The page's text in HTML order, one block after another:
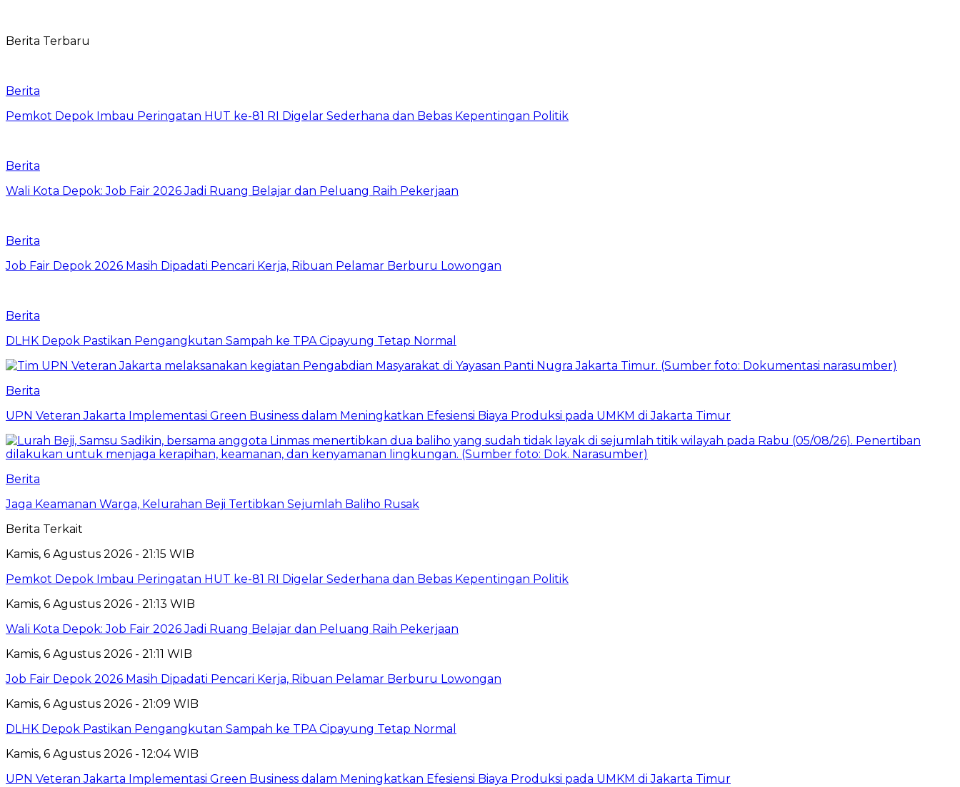
Berita Terbaru
Berita
Pemkot Depok Imbau Peringatan HUT ke-81 RI Digelar Sederhana dan Bebas Kepentingan Politik
Berita
Wali Kota Depok: Job Fair 2026 Jadi Ruang Belajar dan Peluang Raih Pekerjaan
Berita
Job Fair Depok 2026 Masih Dipadati Pencari Kerja, Ribuan Pelamar Berburu Lowongan
Berita
DLHK Depok Pastikan Pengangkutan Sampah ke TPA Cipayung Tetap Normal
Berita
UPN Veteran Jakarta Implementasi Green Business dalam Meningkatkan Efesiensi Biaya Produksi pada UMKM di Jakarta Timur
Berita
Jaga Keamanan Warga, Kelurahan Beji Tertibkan Sejumlah Baliho Rusak
Berita Terkait
Kamis, 6 Agustus 2026 - 21:15 WIB
Pemkot Depok Imbau Peringatan HUT ke-81 RI Digelar Sederhana dan Bebas Kepentingan Politik
Kamis, 6 Agustus 2026 - 21:13 WIB
Wali Kota Depok: Job Fair 2026 Jadi Ruang Belajar dan Peluang Raih Pekerjaan
Kamis, 6 Agustus 2026 - 21:11 WIB
Job Fair Depok 2026 Masih Dipadati Pencari Kerja, Ribuan Pelamar Berburu Lowongan
Kamis, 6 Agustus 2026 - 21:09 WIB
DLHK Depok Pastikan Pengangkutan Sampah ke TPA Cipayung Tetap Normal
Kamis, 6 Agustus 2026 - 12:04 WIB
UPN Veteran Jakarta Implementasi Green Business dalam Meningkatkan Efesiensi Biaya Produksi pada UMKM di Jakarta Timur